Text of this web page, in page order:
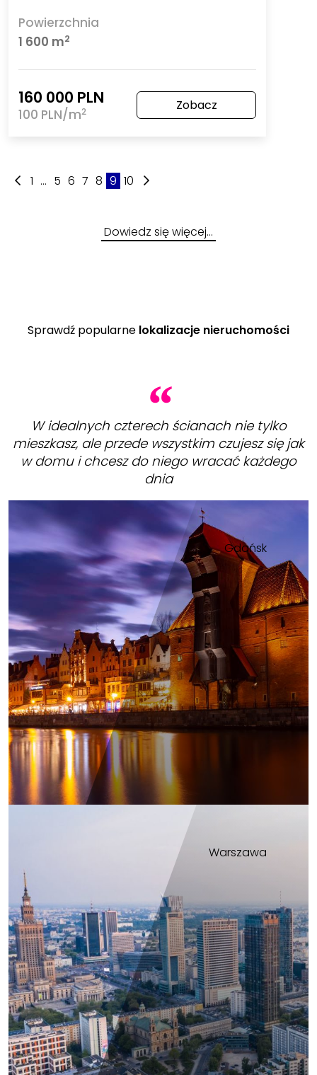
Powierzchnia
1 600 m2
160 000 PLN
100 PLN/m2 Zobacz
1 ... 5 6 7 8 9 10
Dowiedz się więcej…
Sprawdź popularne lokalizacje nieruchomości
W idealnych czterech ścianach nie tylko
mieszkasz, ale przede wszystkim czujesz się jak
w domu i chcesz do niego wracać każdego
dnia
Gdańsk
Warszawa